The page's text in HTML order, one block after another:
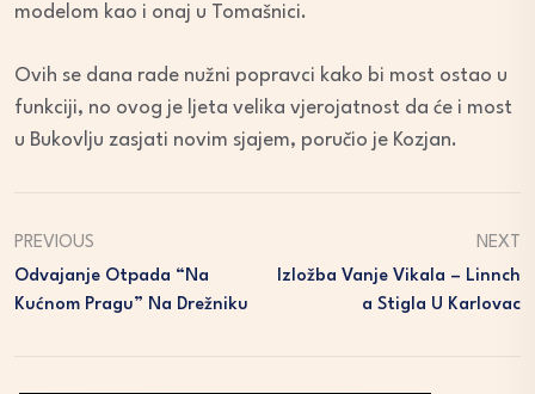
modelom kao i onaj u Tomašnici.
Ovih se dana rade nužni popravci kako bi most ostao u
funkciji, no ovog je ljeta velika vjerojatnost da će i most
u Bukovlju zasjati novim sjajem, poručio je Kozjan.
PREVIOUS
Odvajanje Otpada “na
Kućnom Pragu” Na Drežniku
NEXT
Izložba Vanje Vikala – Linnch
A Stigla U Karlovac